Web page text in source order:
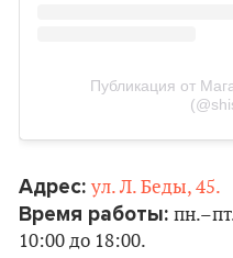
Публикация от
Адрес: ул. Л. Беды, 45.
Время работы:
10:00 до 18:00.